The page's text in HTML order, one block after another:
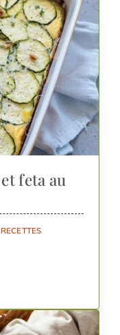
feta au
RECETTES